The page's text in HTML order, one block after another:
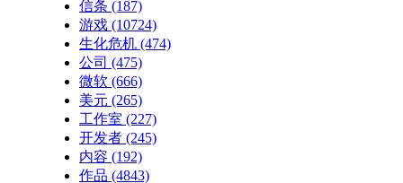
信条 (187)
游戏 (10724)
生化危机 (474)
公司 (475)
微软 (666)
美元 (265)
工作室 (227)
开发者 (245)
内容 (192)
作品 (4843)